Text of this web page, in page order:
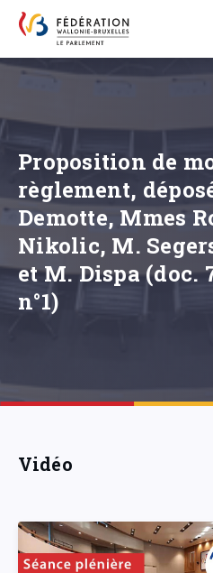
Proposition de
règlement,
Demotte, Mmes
Nikolic, M.
et M. Dispa (doc.
n°1)
Vidéo